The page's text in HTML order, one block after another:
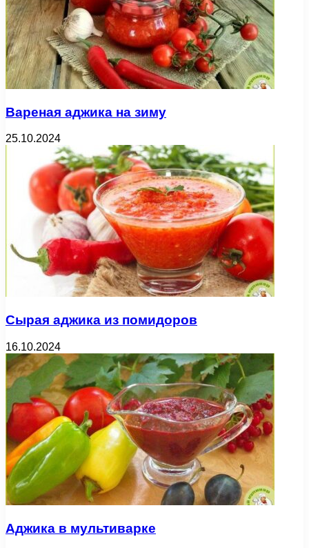
Вареная аджика на зиму
25.10.2024
Сырая аджика из помидоров
16.10.2024
Аджика в мультиварке